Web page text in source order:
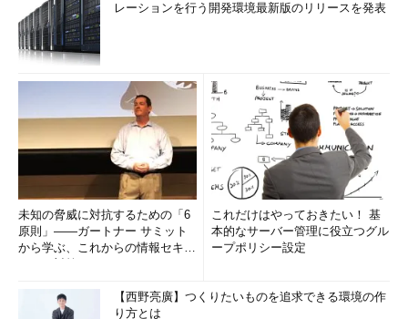
レーションを行う開発環境最新版のリリースを発表
未知の脅威に対抗するための「6
原則」――ガートナー サミット
から学ぶ、これからの情報セキュ
これだけはやっておきたい！ 基
本的なサーバー管理に役立つグル
ープポリシー設定
【西野亮廣】つくりたいものを追求できる環境の作
り方とは